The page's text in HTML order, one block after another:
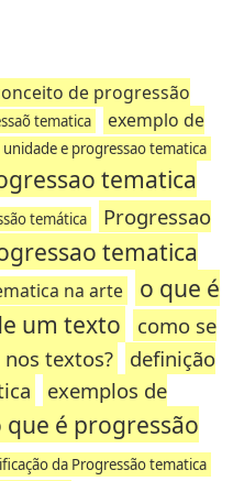
de progressão
tematica
exemplo de
unidade e progressao tematica
tematica
temática
Progressao
tematica
na arte
o que é
um texto
como se
textos?
definição
exemplos de
que é progressão
da Progressão tematica